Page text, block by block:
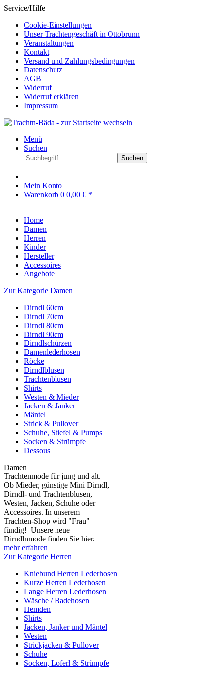
Service/Hilfe
Cookie-Einstellungen
Unser Trachtengeschäft in Ottobrunn
Veranstaltungen
Kontakt
Versand und Zahlungsbedingungen
Datenschutz
AGB
Widerruf
Widerruf erklären
Impressum
Menü
Suchen
Suchen
Mein Konto
Warenkorb 0 0,00 € *
Home
Damen
Herren
Kinder
Hersteller
Accessoires
Angebote
Zur Kategorie Damen
Dirndl 60cm
Dirndl 70cm
Dirndl 80cm
Dirndl 90cm
Dirndlschürzen
Damenlederhosen
Röcke
Dirndlblusen
Trachtenblusen
Shirts
Westen & Mieder
Jacken & Janker
Mäntel
Strick & Pullover
Schuhe, Stiefel & Pumps
Socken & Strümpfe
Dessous
Damen
Trachtenmode für jung und alt.
Ob Mieder, günstige Mini Dirndl,
Dirndl- und Trachtenblusen,
Westen, Jacken, Schuhe oder
Accessoires. In unserem
Trachten-Shop wird "Frau"
fündig! Unsere neue
Dirndlnmode finden Sie hier.
mehr erfahren
Zur Kategorie Herren
Kniebund Herren Lederhosen
Kurze Herren Lederhosen
Lange Herren Lederhosen
Wäsche / Badehosen
Hemden
Shirts
Jacken, Janker und Mäntel
Westen
Strickjacken & Pullover
Schuhe
Socken, Loferl & Strümpfe